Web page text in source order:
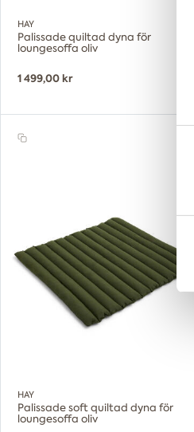
HAY
Palissade quiltad dyna för
loungesoffa oliv
1 499,00 kr
HAY
Palissade soft quiltad dyna för
loungesoffa oliv